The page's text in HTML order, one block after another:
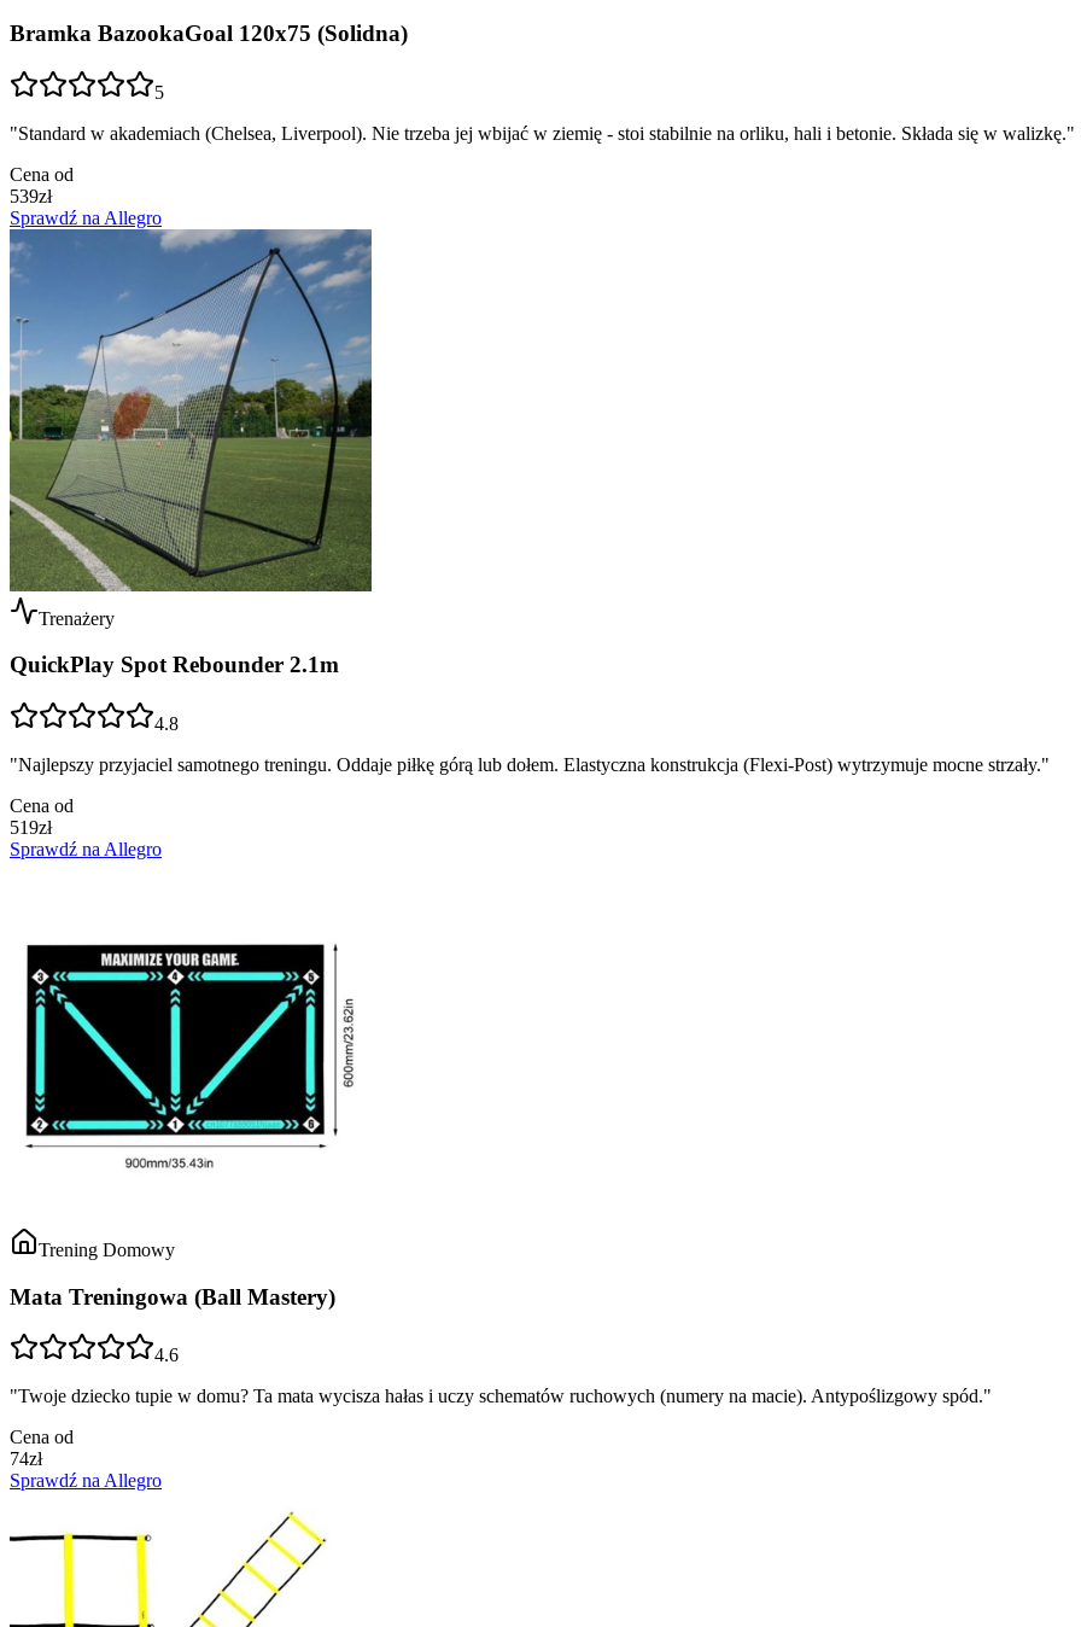
Bramka BazookaGoal 120x75 (Solidna)
5
"Standard w akademiach (Chelsea, Liverpool). Nie trzeba jej wbijać w ziemię - stoi stabilnie na orliku, hali i betonie. Składa się w walizkę."
Cena od
539zł
Sprawdź na Allegro
Trenażery
QuickPlay Spot Rebounder 2.1m
4.8
"Najlepszy przyjaciel samotnego treningu. Oddaje piłkę górą lub dołem. Elastyczna konstrukcja (Flexi-Post) wytrzymuje mocne strzały."
Cena od
519zł
Sprawdź na Allegro
Trening Domowy
Mata Treningowa (Ball Mastery)
4.6
"Twoje dziecko tupie w domu? Ta mata wycisza hałas i uczy schematów ruchowych (numery na macie). Antypoślizgowy spód."
Cena od
74zł
Sprawdź na Allegro